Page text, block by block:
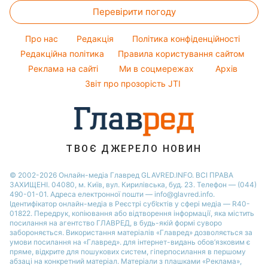
Віталій Козловський
Софія Ротару
Новини Харкова
Новини Полтави
Новини Сум
Святкове меню
Народні прикмети
Усе про шоу-бізнес
Погода на сьогодні
Погода на завтра
Пилова буря
Перевірити погоду
Про нас Редакція
Політика конфіденційності
Редакційна політика
Правила користування сайтом
Реклама на сайті
Ми в соцмережах
Архів
Звіт про прозорість JTI
ТВОЄ ДЖЕРЕЛО НОВИН
© 2002-2026 Онлайн-медіа Главред GLAVRED.INFO. ВСІ ПРАВА
ЗАХИЩЕНІ. 04080, м. Київ, вул. Кирилівська, буд. 23. Телефон — (044)
490-01-01. Адреса електронної пошти — info@glavred.info.
Ідентифікатор онлайн-медіа в Реєстрі суб’єктів у сфері медіа — R40-
01822. Передрук, копіювання або відтворення інформації, яка містить
посилання на агентство ГЛАВРЕД, в будь-якій формi суворо
забороняється. Використання матеріалів «Главред» дозволяється за
умови посилання на «Главред». для інтернет-видань обов’язковим є
пряме, відкрите для пошукових систем, гіперпосилання в першому
абзаці на конкретний матеріал. Матеріали з плашками «Реклама»,